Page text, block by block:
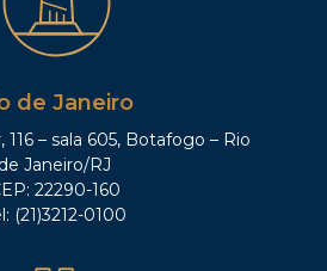
de Janeiro
116 – sala 605, Botafogo – Rio
de Janeiro/RJ
22290-160
(21)3212-0100